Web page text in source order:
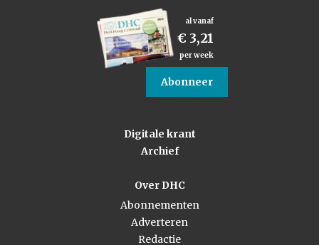
al vanaf
€ 3,21
per week
Abonneer
Digitale krant
Archief
Over DHC
Abonnementen
Adverteren
Redactie